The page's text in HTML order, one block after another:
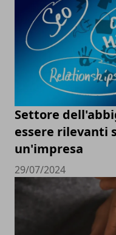
Settore
essere rilevanti
un'impresa
29/07/2024